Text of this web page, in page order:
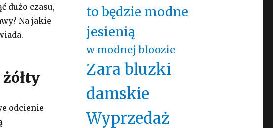
dużo czasu,
Na jakie
odcienie
to będzie modne
jesienią
w modnej bloozie
Zara bluzki
damskie
Wyprzedaż